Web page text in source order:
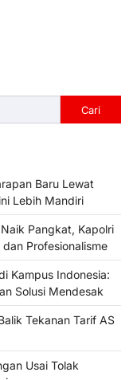
Cari
Baru Lewat
Lebih Mandiri
Pangkat, Kapolri
Profesionalisme
Kampus Indonesia:
Solusi Mendesak
Tekanan Tarif AS
Usai Tolak